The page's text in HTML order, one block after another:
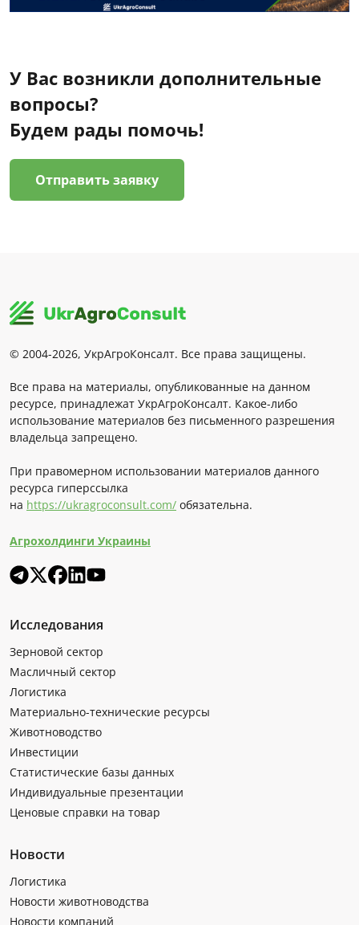
У Вас возникли дополнительные
вопросы?
Будем рады помочь!
Отправить заявку
© 2004-2026, УкрАгроКонсалт. Все права защищены.
Все права на материалы, опубликованные на данном
ресурсе, принадлежат УкрАгроКонсалт. Какое-либо
использование материалов без письменного разрешения
владельца запрещено.
При правомерном использовании материалов данного
ресурса гиперссылка
на https://ukragroconsult.com/ обязательна.
Агрохолдинги Украины
Исследования
Зерновой сектор
Масличный сектор
Логистика
Материально-технические ресурсы
Животноводство
Инвестиции
Статистические базы данных
Индивидуальные презентации
Ценовые справки на товар
Новости
Логистика
Новости животноводства
Новости компаний